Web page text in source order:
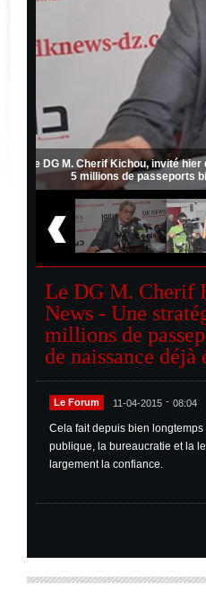
axes :
Le DG M. Cherif Kichou,
5 millions de
Le DG M. Cherif
News - Une
millions de
de naissance déjà
Le Forum 11-04-2015 - 08:04
Cela fait depuis bien
publique, la bureaucratie et la
largement la confiance.